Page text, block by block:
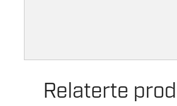
Relaterte